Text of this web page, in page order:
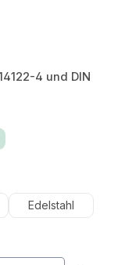
4 und DIN
Edelstahl